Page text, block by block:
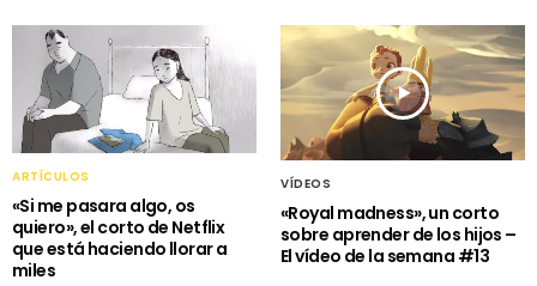
ARTÍCULOS
«Si me pasara algo, os
quiero», el corto de Netflix
que está haciendo llorar a
miles
VÍDEOS
«Royal madness», un corto
sobre aprender de los hijos –
El vídeo de la semana #13